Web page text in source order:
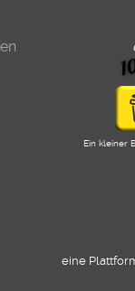
Ein kleiner
eine